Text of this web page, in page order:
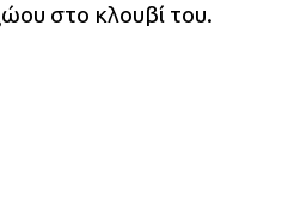
στο κλουβί του.